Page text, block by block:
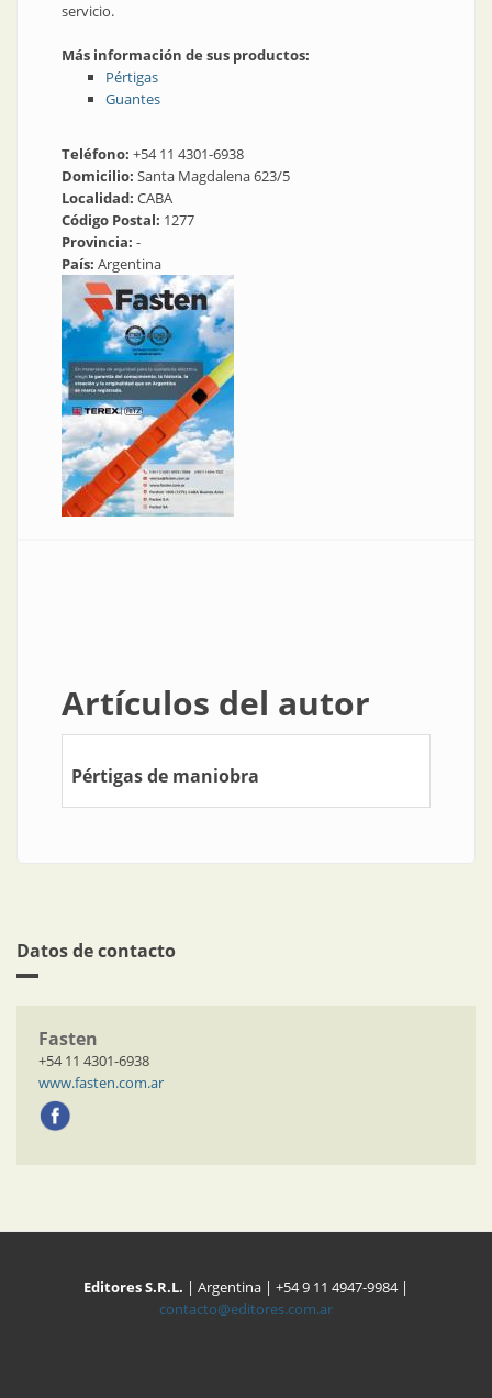
servicio.
Más información de sus productos:
Pértigas
Guantes
Teléfono: +54 11 4301-6938
Domicilio: Santa Magdalena 623/5
Localidad: CABA
Código Postal: 1277
Provincia: -
País: Argentina
Artículos del autor
Pértigas de maniobra
Datos de contacto
Fasten
+54 11 4301-6938
www.fasten.com.ar
Editores S.R.L. | Argentina | +54 9 11 4947-9984 |
contacto@editores.com.ar